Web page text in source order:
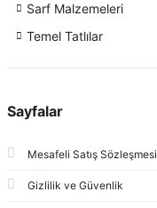
Sarf Malzemeleri
Temel Tatlılar
Sayfalar
Mesafeli Satış Sözleşmesi
Gizlilik ve Güvenlik